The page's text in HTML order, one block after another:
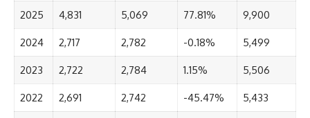
2025 4,831 5,069 77.81% 9,900
2024 2,717 2,782 -0.18% 5,499
2023 2,722 2,784 1.15% 5,506
2022 2,691 2,742 -45.47% 5,433